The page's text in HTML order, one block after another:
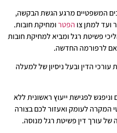
המשפטיים מרגע הגשת הבקשה,
ועד למתן צו הפטרומחיקת חובות.
פשיטת רגל ומביא למחיקת חובות
לרפורמה החדשה.
הדין ובעל ניסיון של למעלה
וניפגש לפגישת ייעוץ ראשונית ללא
לעומק ואעזור לכם בצורה
של עורך דין פשיטת רגל מנוסה.